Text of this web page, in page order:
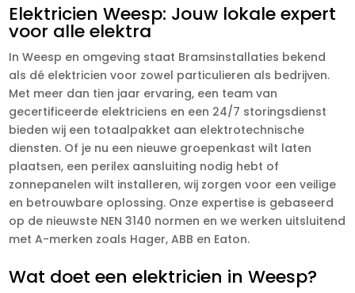
Elektricien Weesp: Jouw lokale expert
voor alle elektra
In Weesp en omgeving staat Bramsinstallaties bekend
als dé elektricien voor zowel particulieren als bedrijven.
Met meer dan tien jaar ervaring, een team van
gecertificeerde elektriciens en een 24/7 storingsdienst
bieden wij een totaalpakket aan elektrotechnische
diensten. Of je nu een nieuwe groepenkast wilt laten
plaatsen, een perilex aansluiting nodig hebt of
zonnepanelen wilt installeren, wij zorgen voor een veilige
en betrouwbare oplossing. Onze expertise is gebaseerd
op de nieuwste NEN 3140 normen en we werken uitsluitend
met A-merken zoals Hager, ABB en Eaton.
Wat doet een elektricien in Weesp?